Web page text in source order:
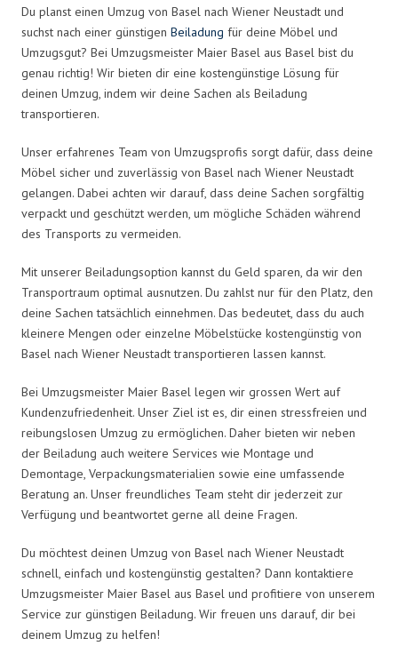
Du planst einen Umzug von Basel nach Wiener Neustadt und
suchst nach einer günstigen Beiladung für deine Möbel und
Umzugsgut? Bei Umzugsmeister Maier Basel aus Basel bist du
genau richtig! Wir bieten dir eine kostengünstige Lösung für
deinen Umzug, indem wir deine Sachen als Beiladung
transportieren.
Unser erfahrenes Team von Umzugsprofis sorgt dafür, dass deine
Möbel sicher und zuverlässig von Basel nach Wiener Neustadt
gelangen. Dabei achten wir darauf, dass deine Sachen sorgfältig
verpackt und geschützt werden, um mögliche Schäden während
des Transports zu vermeiden.
Mit unserer Beiladungsoption kannst du Geld sparen, da wir den
Transportraum optimal ausnutzen. Du zahlst nur für den Platz, den
deine Sachen tatsächlich einnehmen. Das bedeutet, dass du auch
kleinere Mengen oder einzelne Möbelstücke kostengünstig von
Basel nach Wiener Neustadt transportieren lassen kannst.
Bei Umzugsmeister Maier Basel legen wir grossen Wert auf
Kundenzufriedenheit. Unser Ziel ist es, dir einen stressfreien und
reibungslosen Umzug zu ermöglichen. Daher bieten wir neben
der Beiladung auch weitere Services wie Montage und
Demontage, Verpackungsmaterialien sowie eine umfassende
Beratung an. Unser freundliches Team steht dir jederzeit zur
Verfügung und beantwortet gerne all deine Fragen.
Du möchtest deinen Umzug von Basel nach Wiener Neustadt
schnell, einfach und kostengünstig gestalten? Dann kontaktiere
Umzugsmeister Maier Basel aus Basel und profitiere von unserem
Service zur günstigen Beiladung. Wir freuen uns darauf, dir bei
deinem Umzug zu helfen!